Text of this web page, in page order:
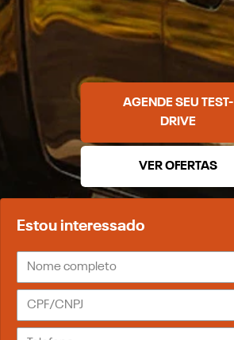
Estou interessado
AGENDE SEU TEST-
DRIVE
VER OFERTAS